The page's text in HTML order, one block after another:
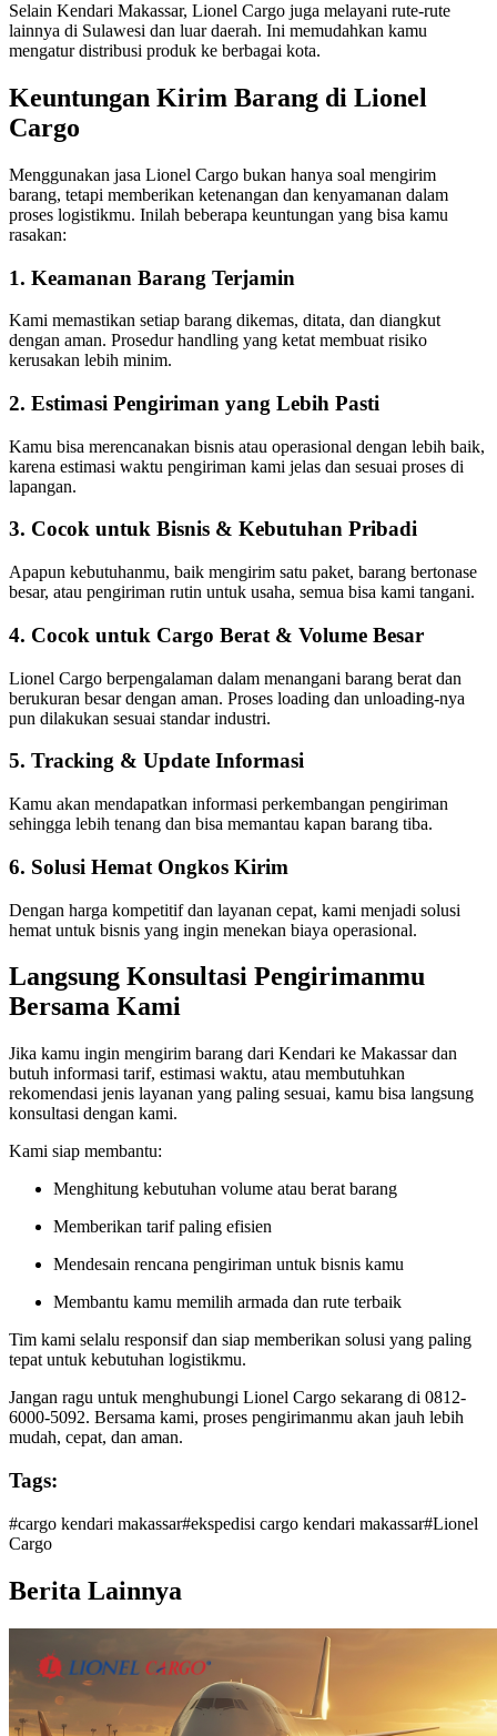
Selain Kendari Makassar, Lionel Cargo juga melayani rute-rute
lainnya di Sulawesi dan luar daerah. Ini memudahkan kamu
mengatur distribusi produk ke berbagai kota.
Keuntungan Kirim Barang di Lionel
Cargo
Menggunakan jasa Lionel Cargo bukan hanya soal mengirim
barang, tetapi memberikan ketenangan dan kenyamanan dalam
proses logistikmu. Inilah beberapa keuntungan yang bisa kamu
rasakan:
1. Keamanan Barang Terjamin
Kami memastikan setiap barang dikemas, ditata, dan diangkut
dengan aman. Prosedur handling yang ketat membuat risiko
kerusakan lebih minim.
2. Estimasi Pengiriman yang Lebih Pasti
Kamu bisa merencanakan bisnis atau operasional dengan lebih baik,
karena estimasi waktu pengiriman kami jelas dan sesuai proses di
lapangan.
3. Cocok untuk Bisnis & Kebutuhan Pribadi
Apapun kebutuhanmu, baik mengirim satu paket, barang bertonase
besar, atau pengiriman rutin untuk usaha, semua bisa kami tangani.
4. Cocok untuk Cargo Berat & Volume Besar
Lionel Cargo berpengalaman dalam menangani barang berat dan
berukuran besar dengan aman. Proses loading dan unloading-nya
pun dilakukan sesuai standar industri.
5. Tracking & Update Informasi
Kamu akan mendapatkan informasi perkembangan pengiriman
sehingga lebih tenang dan bisa memantau kapan barang tiba.
6. Solusi Hemat Ongkos Kirim
Dengan harga kompetitif dan layanan cepat, kami menjadi solusi
hemat untuk bisnis yang ingin menekan biaya operasional.
Langsung Konsultasi Pengirimanmu
Bersama Kami
Jika kamu ingin mengirim barang dari Kendari ke Makassar dan
butuh informasi tarif, estimasi waktu, atau membutuhkan
rekomendasi jenis layanan yang paling sesuai, kamu bisa langsung
konsultasi dengan kami.
Kami siap membantu:
Menghitung kebutuhan volume atau berat barang
Memberikan tarif paling efisien
Mendesain rencana pengiriman untuk bisnis kamu
Membantu kamu memilih armada dan rute terbaik
Tim kami selalu responsif dan siap memberikan solusi yang paling
tepat untuk kebutuhan logistikmu.
Jangan ragu untuk menghubungi Lionel Cargo sekarang di 0812-
6000-5092. Bersama kami, proses pengirimanmu akan jauh lebih
mudah, cepat, dan aman.
Tags:
#cargo kendari makassar#ekspedisi cargo kendari makassar#Lionel
Cargo
Berita Lainnya